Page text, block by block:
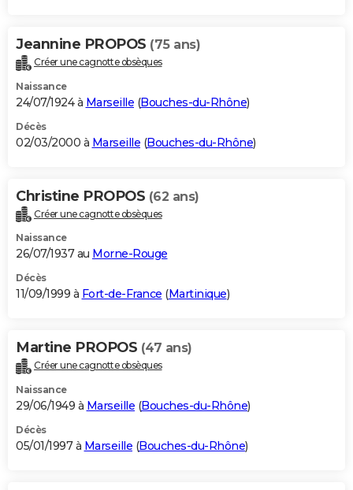
Jeannine PROPOS (75 ans)
Créer une cagnotte obsèques
Naissance
24/07/1924 à Marseille (Bouches-du-Rhône)
Décès
02/03/2000 à Marseille (Bouches-du-Rhône)
Christine PROPOS (62 ans)
Créer une cagnotte obsèques
Naissance
26/07/1937 au Morne-Rouge
Décès
11/09/1999 à Fort-de-France (Martinique)
Martine PROPOS (47 ans)
Créer une cagnotte obsèques
Naissance
29/06/1949 à Marseille (Bouches-du-Rhône)
Décès
05/01/1997 à Marseille (Bouches-du-Rhône)